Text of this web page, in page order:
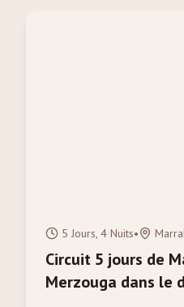
5 Jours, 4 Nuits•
Circuit 5 jours de
Merzouga dans le